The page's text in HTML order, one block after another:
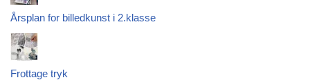
Årsplan for billedkunst i 2.klasse
Frottage tryk